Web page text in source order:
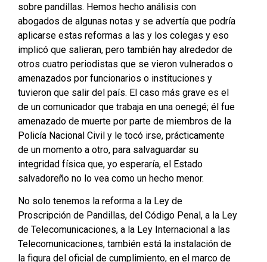
sobre pandillas. Hemos hecho análisis con
abogados de algunas notas y se advertía que podría
aplicarse estas reformas a las y los colegas y eso
implicó que salieran, pero también hay alrededor de
otros cuatro periodistas que se vieron vulnerados o
amenazados por funcionarios o instituciones y
tuvieron que salir del país. El caso más grave es el
de un comunicador que trabaja en una oenegé; él fue
amenazado de muerte por parte de miembros de la
Policía Nacional Civil y le tocó irse, prácticamente
de un momento a otro, para salvaguardar su
integridad física que, yo esperaría, el Estado
salvadoreño no lo vea como un hecho menor.
No solo tenemos la reforma a la Ley de
Proscripción de Pandillas, del Código Penal, a la Ley
de Telecomunicaciones, a la Ley Internacional a las
Telecomunicaciones, también está la instalación de
la figura del oficial de cumplimiento, en el marco de